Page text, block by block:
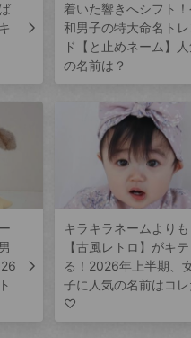
着いた響きへシフト！
和男子の特大命名トレ
ド【と止めネーム】
の名前は？
キラキラネームよりも
【古風レトロ】がキテ
る！2026年上半期、
子に人気の名前はコ
♡